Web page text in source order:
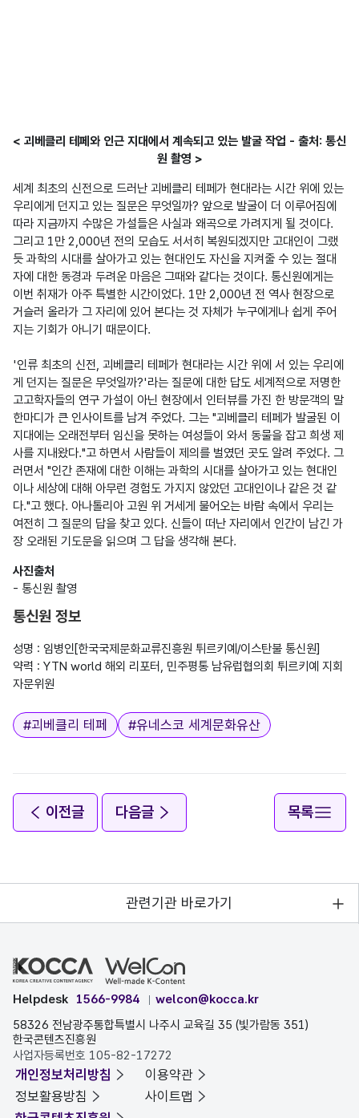
< 괴베클리 테페와 인근 지대에서 계속되고 있는 발굴 작업 - 출처: 통신
원 촬영 >
세계 최초의 신전으로 드러난 괴베클리 테페가 현대라는 시간 위에 있는
우리에게 던지고 있는 질문은 무엇일까? 앞으로 발굴이 더 이루어짐에
따라 지금까지 수많은 가설들은 사실과 왜곡으로 가려지게 될 것이다.
그리고 1만 2,000년 전의 모습도 서서히 복원되겠지만 고대인이 그랬
듯 과학의 시대를 살아가고 있는 현대인도 자신을 지켜줄 수 있는 절대
자에 대한 동경과 두려운 마음은 그때와 같다는 것이다. 통신원에게는
이번 취재가 아주 특별한 시간이었다. 1만 2,000년 전 역사 현장으로
거슬러 올라가 그 자리에 있어 본다는 것 자체가 누구에게나 쉽게 주어
지는 기회가 아니기 때문이다.
'인류 최초의 신전, 괴베클리 테페가 현대라는 시간 위에 서 있는 우리에
게 던지는 질문은 무엇일까?'라는 질문에 대한 답도 세계적으로 저명한
고고학자들의 연구 가설이 아닌 현장에서 인터뷰를 가진 한 방문객의 말
한마디가 큰 인사이트를 남겨 주었다. 그는 "괴베클리 테페가 발굴된 이
지대에는 오래전부터 임신을 못하는 여성들이 와서 동물을 잡고 희생 제
사를 지내왔다."고 하면서 사람들이 제의를 벌였던 곳도 알려 주었다. 그
러면서 "인간 존재에 대한 이해는 과학의 시대를 살아가고 있는 현대인
이나 세상에 대해 아무런 경험도 가지지 않았던 고대인이나 같은 것 같
다."고 했다. 아나톨리아 고원 위 거세게 불어오는 바람 속에서 우리는
여전히 그 질문의 답을 찾고 있다. 신들이 떠난 자리에서 인간이 남긴 가
사진출처
통신원 정보
성명 : 임병인[한국국제문화교류진흥원 튀르키예/이스탄불 통신원]
약력 : YTN world 해외 리포터, 민주평통 남유럽협의회 튀르키예 지회
태그
#괴베클리 테페 #유네스코 세계문화유산
이전글 다음글 목록
관련기관 바로가기
Helpdesk 1566-9984
welcon@kocca.kr
58326 전남광주통합특별시 나주시 교육길 35 (빛가람동 351)
한국콘텐츠진흥원
사업자등록번호 105-82-17272
개인정보처리방침
이용약관
정보활용방침
사이트맵